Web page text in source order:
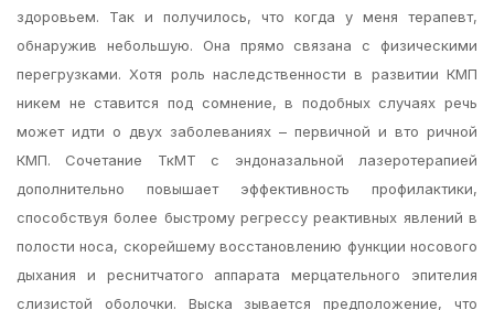
здоровьем. Так и получилось, что когда у меня терапевт,
обнаружив небольшую. Она прямо связана с физическими
перегрузками. Хотя роль наследственности в развитии КМП
никем не ставится под сомнение, в подобных случаях речь
может идти о двух заболеваниях – первичной и вто ричной
КМП. Сочетание ТкМТ с эндоназальной лазеротерапией
дополнительно повышает эффективность профилактики,
способствуя более быстрому регрессу реактивных явлений в
полости носа, скорейшему восстановлению функции носового
дыхания и реснитчатого аппарата мерцательного эпителия
слизистой оболочки. Выска зывается предположение, что